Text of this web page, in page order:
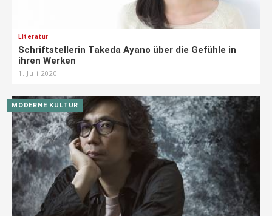
Literatur
Schriftstellerin Takeda Ayano über die Gefühle in
ihren Werken
1. Juli 2020
MODERNE KULTUR